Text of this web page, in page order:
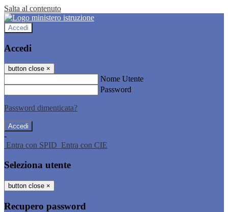
Salta al contenuto
Accedi
Accedi
button close ×
Nome Utente
Password
Password dimenticata?
-
Entra con SPID Entra con CIE
Seleziona utente
button close ×
Recupero password